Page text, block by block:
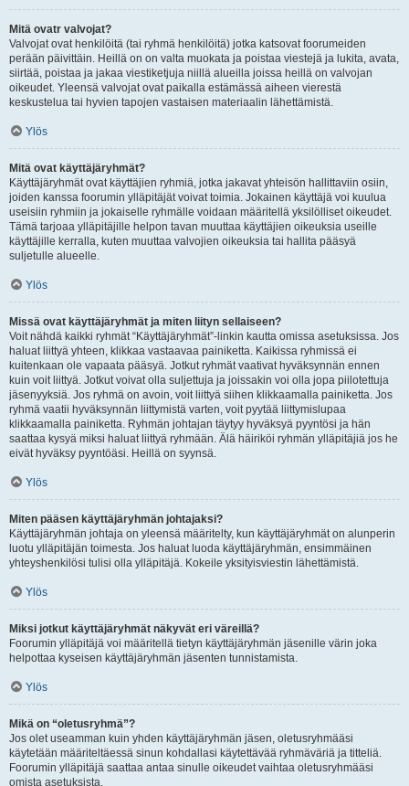
Mitä ovatr valvojat?
Valvojat ovat henkilöitä (tai ryhmä henkilöitä) jotka katsovat foorumeiden
perään päivittäin. Heillä on on valta muokata ja poistaa viestejä ja lukita, avata,
siirtää, poistaa ja jakaa viestiketjuja niillä alueilla joissa heillä on valvojan
oikeudet. Yleensä valvojat ovat paikalla estämässä aiheen vierestä
keskustelua tai hyvien tapojen vastaisen materiaalin lähettämistä.
Ylös
Mitä ovat käyttäjäryhmät?
Käyttäjäryhmät ovat käyttäjien ryhmiä, jotka jakavat yhteisön hallittaviin osiin,
joiden kanssa foorumin ylläpitäjät voivat toimia. Jokainen käyttäjä voi kuulua
useisiin ryhmiin ja jokaiselle ryhmälle voidaan määritellä yksilölliset oikeudet.
Tämä tarjoaa ylläpitäjille helpon tavan muuttaa käyttäjien oikeuksia useille
käyttäjille kerralla, kuten muuttaa valvojien oikeuksia tai hallita pääsyä
suljetulle alueelle.
Ylös
Missä ovat käyttäjäryhmät ja miten liityn sellaiseen?
Voit nähdä kaikki ryhmät “Käyttäjäryhmät”-linkin kautta omissa asetuksissa. Jos
haluat liittyä yhteen, klikkaa vastaavaa painiketta. Kaikissa ryhmissä ei
kuitenkaan ole vapaata pääsyä. Jotkut ryhmät vaativat hyväksynnän ennen
kuin voit liittyä. Jotkut voivat olla suljettuja ja joissakin voi olla jopa piilotettuja
jäsenyyksiä. Jos ryhmä on avoin, voit liittyä siihen klikkaamalla painiketta. Jos
ryhmä vaatii hyväksynnän liittymistä varten, voit pyytää liittymislupaa
klikkaamalla painiketta. Ryhmän johtajan täytyy hyväksyä pyyntösi ja hän
saattaa kysyä miksi haluat liittyä ryhmään. Älä häiriköi ryhmän ylläpitäjiä jos he
eivät hyväksy pyyntöäsi. Heillä on syynsä.
Ylös
Miten pääsen käyttäjäryhmän johtajaksi?
Käyttäjäryhmän johtaja on yleensä määritelty, kun käyttäjäryhmät on alunperin
luotu ylläpitäjän toimesta. Jos haluat luoda käyttäjäryhmän, ensimmäinen
yhteyshenkilösi tulisi olla ylläpitäjä. Kokeile yksityisviestin lähettämistä.
Ylös
Miksi jotkut käyttäjäryhmät näkyvät eri väreillä?
Foorumin ylläpitäjä voi määritellä tietyn käyttäjäryhmän jäsenille värin joka
helpottaa kyseisen käyttäjäryhmän jäsenten tunnistamista.
Ylös
Mikä on “oletusryhmä”?
Jos olet useamman kuin yhden käyttäjäryhmän jäsen, oletusryhmääsi
käytetään määriteltäessä sinun kohdallasi käytettävää ryhmäväriä ja titteliä.
Foorumin ylläpitäjä saattaa antaa sinulle oikeudet vaihtaa oletusryhmääsi
omista asetuksista.